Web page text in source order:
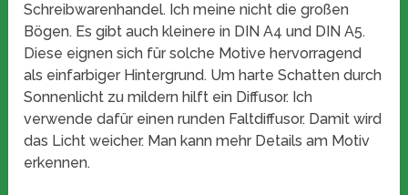
Schreibwarenhandel. Ich meine nicht die großen
Bögen. Es gibt auch kleinere in DIN A4 und DIN A5.
Diese eignen sich für solche Motive hervorragend
als einfarbiger Hintergrund. Um harte Schatten durch
Sonnenlicht zu mildern hilft ein Diffusor. Ich
verwende dafür einen runden Faltdiffusor. Damit wird
das Licht weicher. Man kann mehr Details am Motiv
erkennen.